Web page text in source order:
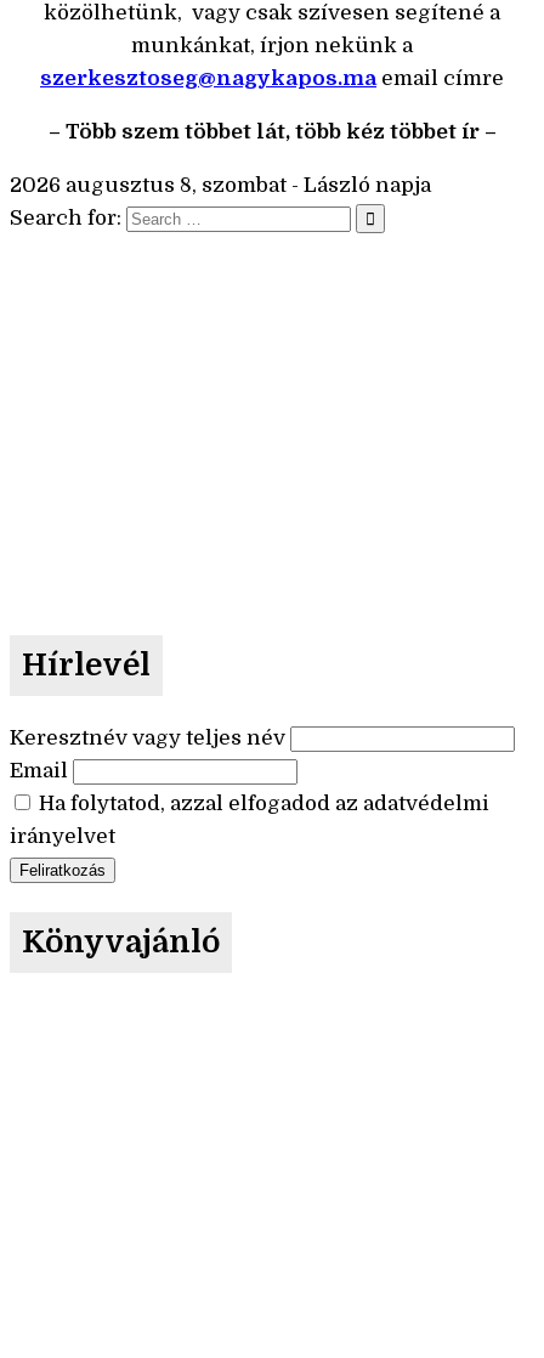
közölhetünk, vagy csak szívesen segítené a
munkánkat, írjon nekünk a
szerkesztoseg@nagykapos.ma email címre
– Több szem többet lát, több kéz többet ír –
2026 augusztus 8, szombat - László napja
Search for:
Hírlevél
Keresztnév vagy teljes név
Email
Ha folytatod, azzal elfogadod az adatvédelmi
irányelvet
Könyvajánló